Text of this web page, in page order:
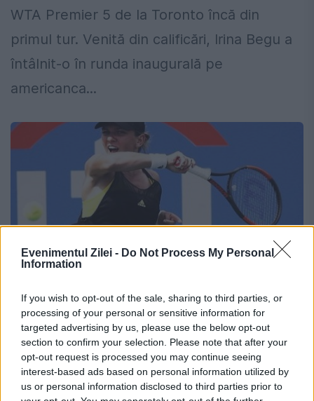
Evenimentul Zilei - Do Not Process My Personal
Information
If you wish to opt-out of the sale, sharing to third parties, or
processing of your personal or sensitive information for
targeted advertising by us, please use the below opt-out
section to confirm your selection. Please note that after your
opt-out request is processed you may continue seeing
interest-based ads based on personal information utilized by
us or personal information disclosed to third parties prior to
WTA Premier 5 de la Toronto încă din
primul tur. Venită din calificări, Irina Begu a
întâlnit-o în runda inaugurală pe
americanca...
Halep, adversar dificil la Toronto
7 AUGUST 2017
Simona Halep (locul 2 WTA) va evolua